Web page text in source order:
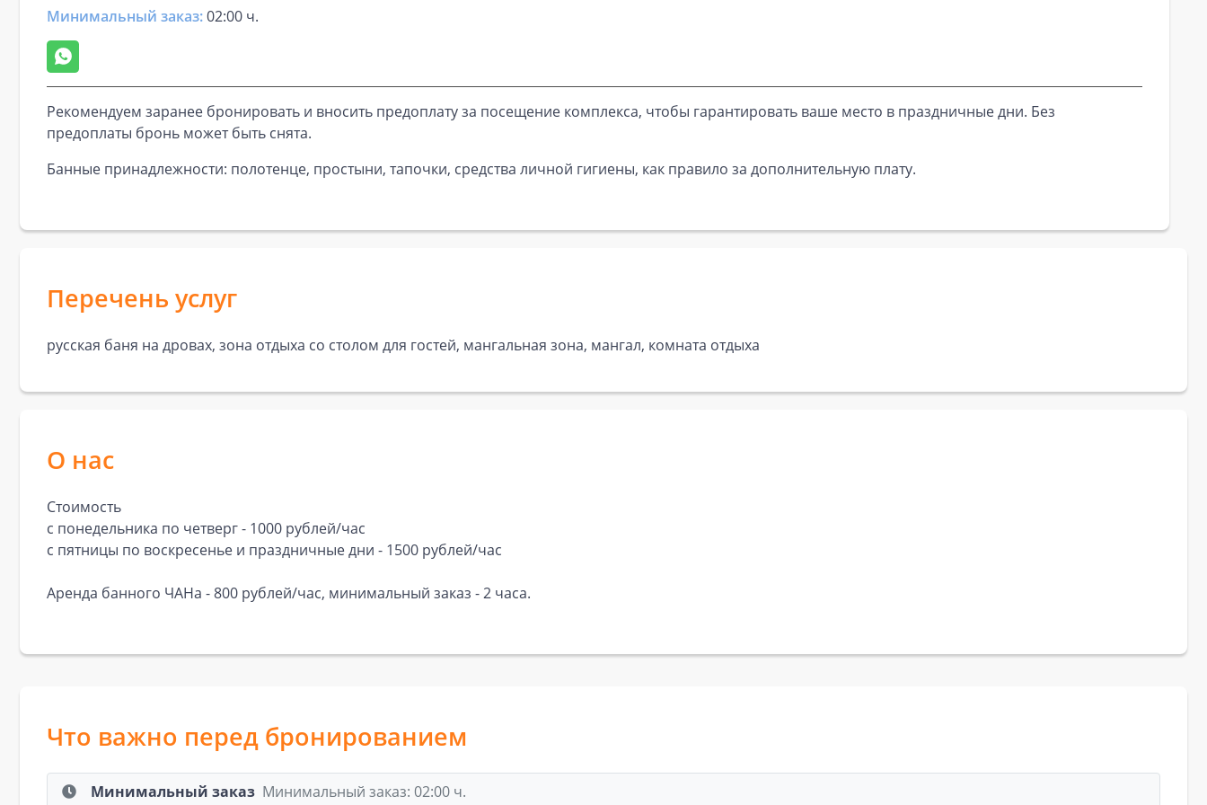
Минимальный заказ:02:00 ч.
Рекомендуем заранее бронировать и вносить предоплату за посещение комплекса, чтобы гарантировать ваше место в праздничные дни. Без
предоплаты бронь может быть снята.
Банные принадлежности: полотенце, простыни, тапочки, средства личной гигиены, как правило за дополнительную плату.
Перечень услуг
русская баня на дровах, зона отдыха со столом для гостей, мангальная зона, мангал, комната отдыха
О нас
Стоимость
с понедельника по четверг - 1000 рублей/час
с пятницы по воскресенье и праздничные дни - 1500 рублей/час
Аренда банного ЧАНа - 800 рублей/час, минимальный заказ - 2 часа.
Что важно перед бронированием
Минимальный заказ Минимальный заказ: 02:00 ч.